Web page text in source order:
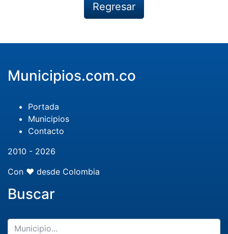
Regresar
Municipios.com.co
Portada
Municipios
Contacto
2010 - 2026
Con ❤️ desde Colombia
Buscar